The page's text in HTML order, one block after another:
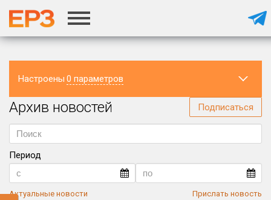
Настроены 0 параметров
Регион
Архив новостей Подписаться
Период
Актуальные новости Прислать новость